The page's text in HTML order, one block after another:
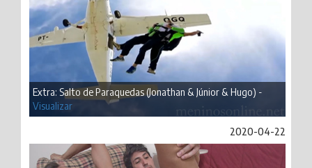
Extra: Salto de Paraquedas (Jonathan & Júnior & Hugo) -
Visualizar
2020-04-22